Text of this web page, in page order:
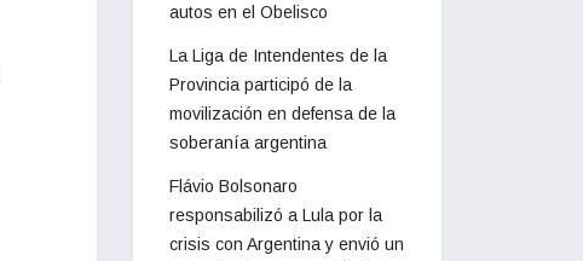
autos en el Obelisco
La Liga de Intendentes de la
Provincia participó de la
movilización en defensa de la
soberanía argentina
Flávio Bolsonaro
responsabilizó a Lula por la
crisis con Argentina y envió un